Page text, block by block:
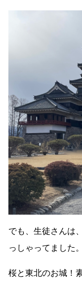
でも、生徒さんは
っしゃってました。
桜と東北のお城！